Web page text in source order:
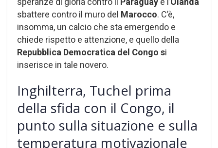
sbattere contro il muro del Marocco. C’è,
insomma, un calcio che sta emergendo e
chiede rispetto e attenzione, e quello della
Repubblica Democratica del Congo si
inserisce in tale novero.
Inghilterra, Tuchel prima
della sfida con il Congo, il
punto sulla situazione e sulla
temperatura motivazionale